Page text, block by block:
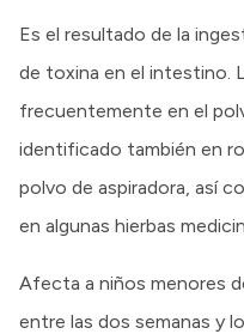
Es el resultado de la
de toxina en el intestino.
frecuentemente en el
identificado también en
polvo de aspiradora, así
en algunas hierbas
Afecta a niños menores
entre las dos semanas y